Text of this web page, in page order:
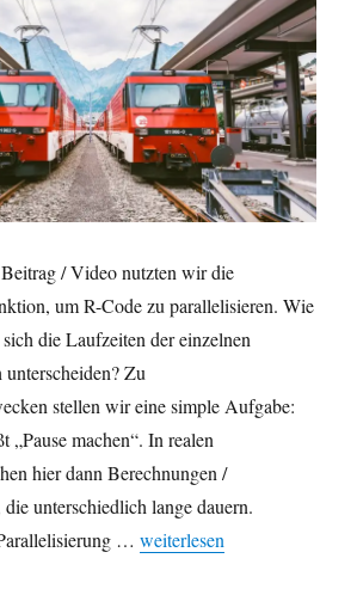
/ Video nutzten wir die
um R-Code zu parallelisieren. Wie
die Laufzeiten der einzelnen
Zu
stellen wir eine simple Aufgabe:
„Pause machen“. In realen
hier dann Berechnungen /
unterschiedlich lange dauern.
…„R-Code parallelisieren bei
weiterlesen